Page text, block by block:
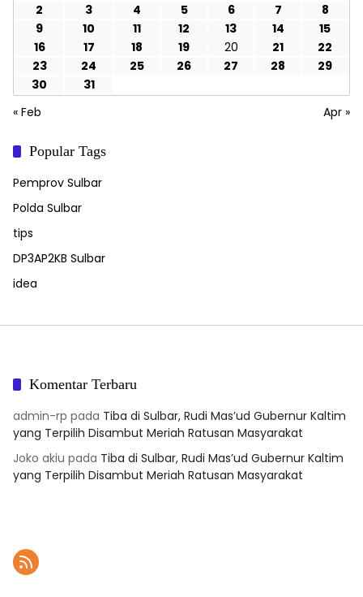
2
3 4 5 6 7
8
9
10 11 12 13 14
15
16
17 18 19 20 21
22
23
24 25 26 27 28
29
30
31
« Feb
Apr »
Popular Tags
Pemprov Sulbar
Polda Sulbar
tips
DP3AP2KB Sulbar
idea
Komentar Terbaru
admin-rp pada Tiba di Sulbar, Rudi Mas’ud Gubernur Kaltim
yang Terpilih Disambut Meriah Ratusan Masyarakat
Joko akiu pada Tiba di Sulbar, Rudi Mas’ud Gubernur Kaltim
yang Terpilih Disambut Meriah Ratusan Masyarakat